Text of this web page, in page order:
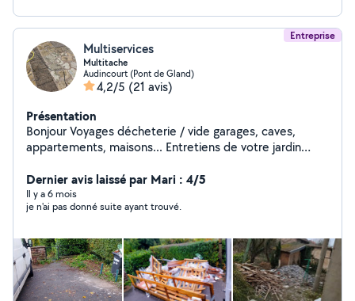
Entreprise
Multiservices
Multitache
Audincourt (Pont de Gland)
4,2/5 (21 avis)
Présentation
Bonjour Voyages décheterie / vide garages, caves,
appartements, maisons... Entretiens de votre jardin
Plaquiste Peinture Pour toutes autres demandes,
n'hésitez pas à me contacter
Dernier avis laissé par Mari : 4/5
Il y a 6 mois
je n'ai pas donné suite ayant trouvé.